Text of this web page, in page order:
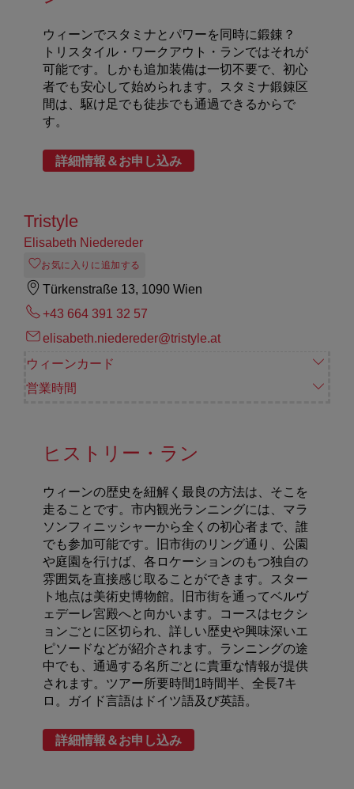
ウィーンでスタミナとパワーを同時に鍛錬？
トリスタイル・ワークアウト・ランではそれが
可能です。しかも追加装備は一切不要で、初心
者でも安心して始められます。スタミナ鍛錬区
間は、駆け足でも徒歩でも通過できるからで
す。
詳細情報＆お申し込み
Tristyle
Elisabeth Niedereder
お気に入りに追加する
Türkenstraße 13, 1090 Wien
+43 664 391 32 57
elisabeth.niedereder@tristyle.at
ウィーンカード
営業時間
ヒストリー・ラン
ウィーンの歴史を紐解く最良の方法は、そこを
走ることです。市内観光ランニングには、マラ
ソンフィニッシャーから全くの初心者まで、誰
でも参加可能です。旧市街のリング通り、公園
や庭園を行けば、各ロケーションのもつ独自の
雰囲気を直接感じ取ることができます。スター
ト地点は美術史博物館。旧市街を通ってベルヴ
ェデーレ宮殿へと向かいます。コースはセクシ
ョンごとに区切られ、詳しい歴史や興味深いエ
ピソードなどが紹介されます。ランニングの途
中でも、通過する名所ごとに貴重な情報が提供
されます。ツアー所要時間1時間半、全長7キ
ロ。ガイド言語はドイツ語及び英語。
詳細情報＆お申し込み